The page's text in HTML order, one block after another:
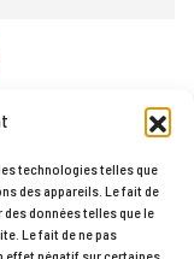
technologies telles que
des appareils. Le fait de
données telles que le
Le fait de ne pas
effet négatif sur certaines
du site